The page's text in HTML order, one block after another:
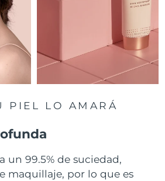
PIEL LO AMARÁ
un 99.5% de suciedad,
maquillaje, por lo que es
১২/৮/২৬
১০/৮/২৬
Entrega prevista ১০/৮/২৬
Entrega prevista ১০/৮/২৬